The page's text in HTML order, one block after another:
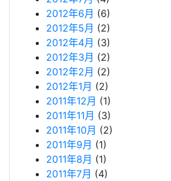
2012年6月 (6)
2012年5月 (2)
2012年4月 (3)
2012年3月 (2)
2012年2月 (2)
2012年1月 (2)
2011年12月 (1)
2011年11月 (3)
2011年10月 (2)
2011年9月 (1)
2011年8月 (1)
2011年7月 (4)